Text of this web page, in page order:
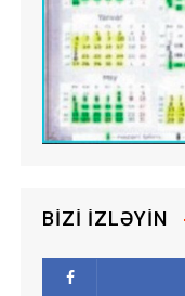
BIZI İZLƏYIN